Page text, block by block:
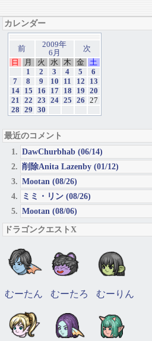
カレンダー
前
2009年
6月
次
日
月 火 水 木 金
土
1
2 3 4 5
6
7
8 9 10 11 12
13
14
15 16 17 18 19
20
21
22 23 24 25 26
27
28
29 30
最近のコメント
DawChurbhab (06/14)
削除Anita Lazenby (01/12)
Mootan (08/26)
ミミ・リン (08/26)
Mootan (08/06)
ドラゴンクエストX
むーたん むーたろ むーりん